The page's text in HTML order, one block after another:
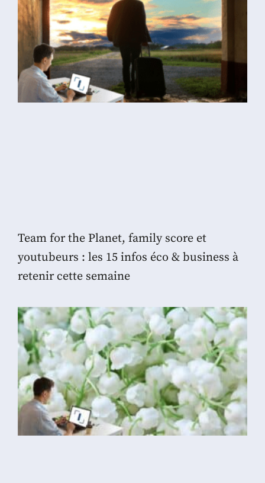
Team for the Planet, family score et
youtubeurs : les 15 infos éco & business à
retenir cette semaine